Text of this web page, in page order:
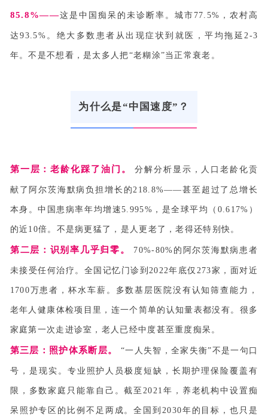
85.8%——这是中国痴呆的未诊断率。城市77.5%，农村高
达93.5%。绝大多数患者从出现症状到就医，平均拖延2-3
年。不是不想看，是太多人把“老糊涂”当正常衰老。
为什么是“中国速度”？
第一层：老龄化踩了油门。 分解分析显示，人口老龄化贡
献了阿尔茨海默病负担增长的218.8%——甚至超过了总增长
本身。中国患病率年均增速5.995%，是全球平均（0.617%）
的近10倍。不是病更猛了，是人更老了，老得还特别快。
第二层：识别率几乎归零。 70%-80%的阿尔茨海默病患者
未接受任何治疗。全国记忆门诊到2022年底仅273家，面对近
1700万患者，杯水车薪。多数基层医院没有认知筛查能力，
老年人健康体检项目里，连一个简单的认知量表都没有。很多
家庭第一次走进诊室，老人已经中度甚至重度痴呆。
第三层：照护体系断层。 “一人失智，全家失衡”不是一句口
号，是现实。专业照护人员极度短缺，长期护理保险覆盖有
限，多数家庭只能靠自己。截至2021年，养老机构中设置痴
呆照护专区的比例不足两成。全国到2030年的目标，也只是